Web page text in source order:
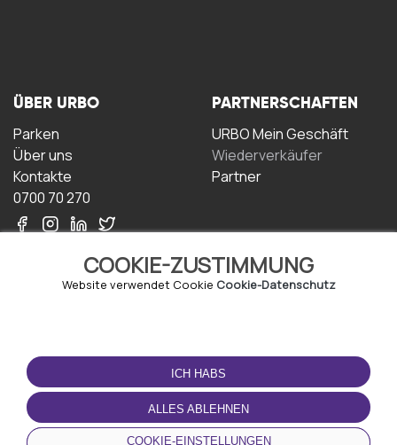
COOKIE-ZUSTIMMUNG
Website verwendet Cookie Cookie-Datenschutz
ICH HABS
ALLES ABLEHNEN
COOKIE-EINSTELLUNGEN
ÜBER URBO
Parken
Über uns
Kontakte
0700 70 270
PARTNERSCHAFTEN
URBO Mein Geschäft
Wiederverkäufer
Partner
NUTZUNGSBEDINGUNGEN
Geschäftsbedingungen
Datenschutz-
Bestimmungen
Cookie-Richtlinie
LADEN SIE DIE APP
HERUNTER